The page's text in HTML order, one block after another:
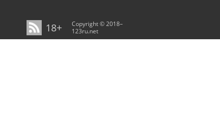
18+
Copyright © 2018–
123ru.net